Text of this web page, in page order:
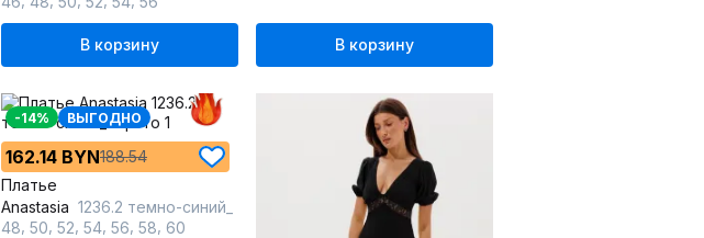
В корзину В корзину
-14% ВЫГОДНО
162.14 BYN188.54
Платье
Anastasia 1236.2 темно-синий_
48 50 52 54 56 58 60